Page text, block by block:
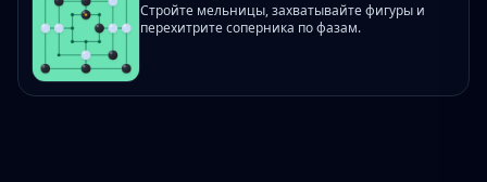
Стройте мельницы, захватывайте фигуры и
перехитрите соперника по фазам.